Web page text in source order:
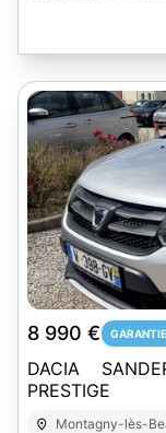
8 990 €
DACIA
PRESTIGE
Montagny-lès-